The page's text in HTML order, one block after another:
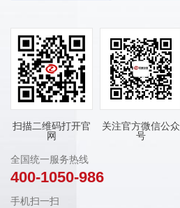
扫描二维码打开官
网
关注官方微信公众
号
全国统一服务热线
400-1050-986
手机扫一扫